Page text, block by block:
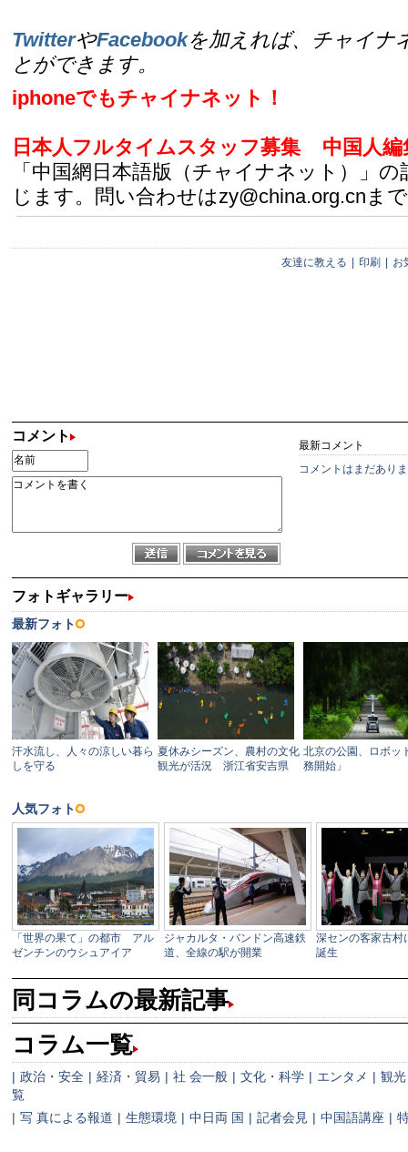
TwitterやFacebookを加えれば、チャイナ
とができます。
iphoneでもチャイナネット！
日本人フルタイムスタッフ募集
中国人
「中国網日本語版（チャイナネット）」
じます。問い合わせはzy@china.org.cnまで
友達に教える | 印刷 | お
コメント
最新コメント
コメントはまだあり
同コラムの最新記事
コラム一覧
| 政治・安全 | 経済・貿易 | 社 会一般 | 文化・科学 | エンタメ | 観光
覧
| 写 真による報道 | 生態環境 | 中日両 国 | 記者会見 | 中国語講座 |